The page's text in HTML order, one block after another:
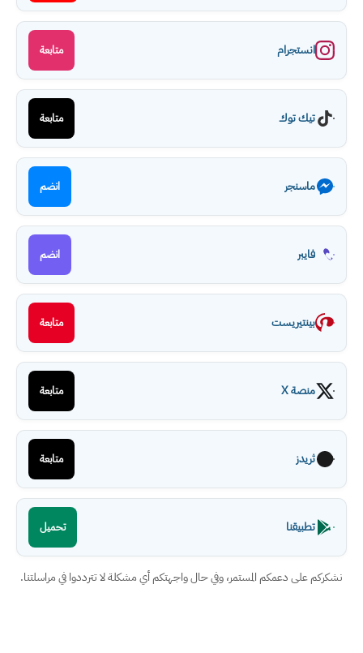
انستجرام متابعة
تيك توك متابعة
ماسنجر انضم
فايبر انضم
بينتيريست متابعة
منصة X متابعة
ثريدز متابعة
تطبيقنا تحميل
نشكركم على دعمكم المستمر، وفي حال واجهتكم أي مشكلة لا تترددوا في مراسلتنا.